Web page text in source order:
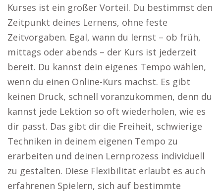
Kurses ist ein großer Vorteil. Du bestimmst den
Zeitpunkt deines Lernens, ohne feste
Zeitvorgaben. Egal, wann du lernst – ob früh,
mittags oder abends – der Kurs ist jederzeit
bereit. Du kannst dein eigenes Tempo wählen,
wenn du einen Online-Kurs machst. Es gibt
keinen Druck, schnell voranzukommen, denn du
kannst jede Lektion so oft wiederholen, wie es
dir passt. Das gibt dir die Freiheit, schwierige
Techniken in deinem eigenen Tempo zu
erarbeiten und deinen Lernprozess individuell
zu gestalten. Diese Flexibilität erlaubt es auch
erfahrenen Spielern, sich auf bestimmte